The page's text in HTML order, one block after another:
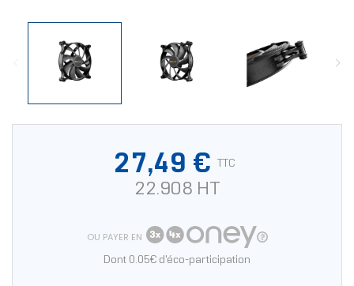
27,49 € TTC
22.908 HT
OU PAYER EN
Dont 0.05€ d'éco-participation